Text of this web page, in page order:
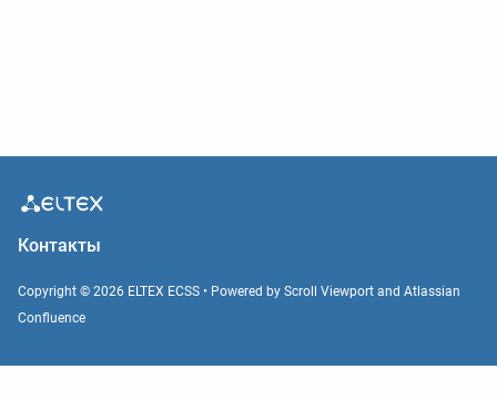
Контакты
Copyright © 2026 ELTEX ECSS • Powered by Scroll Viewport and Atlassian
Confluence